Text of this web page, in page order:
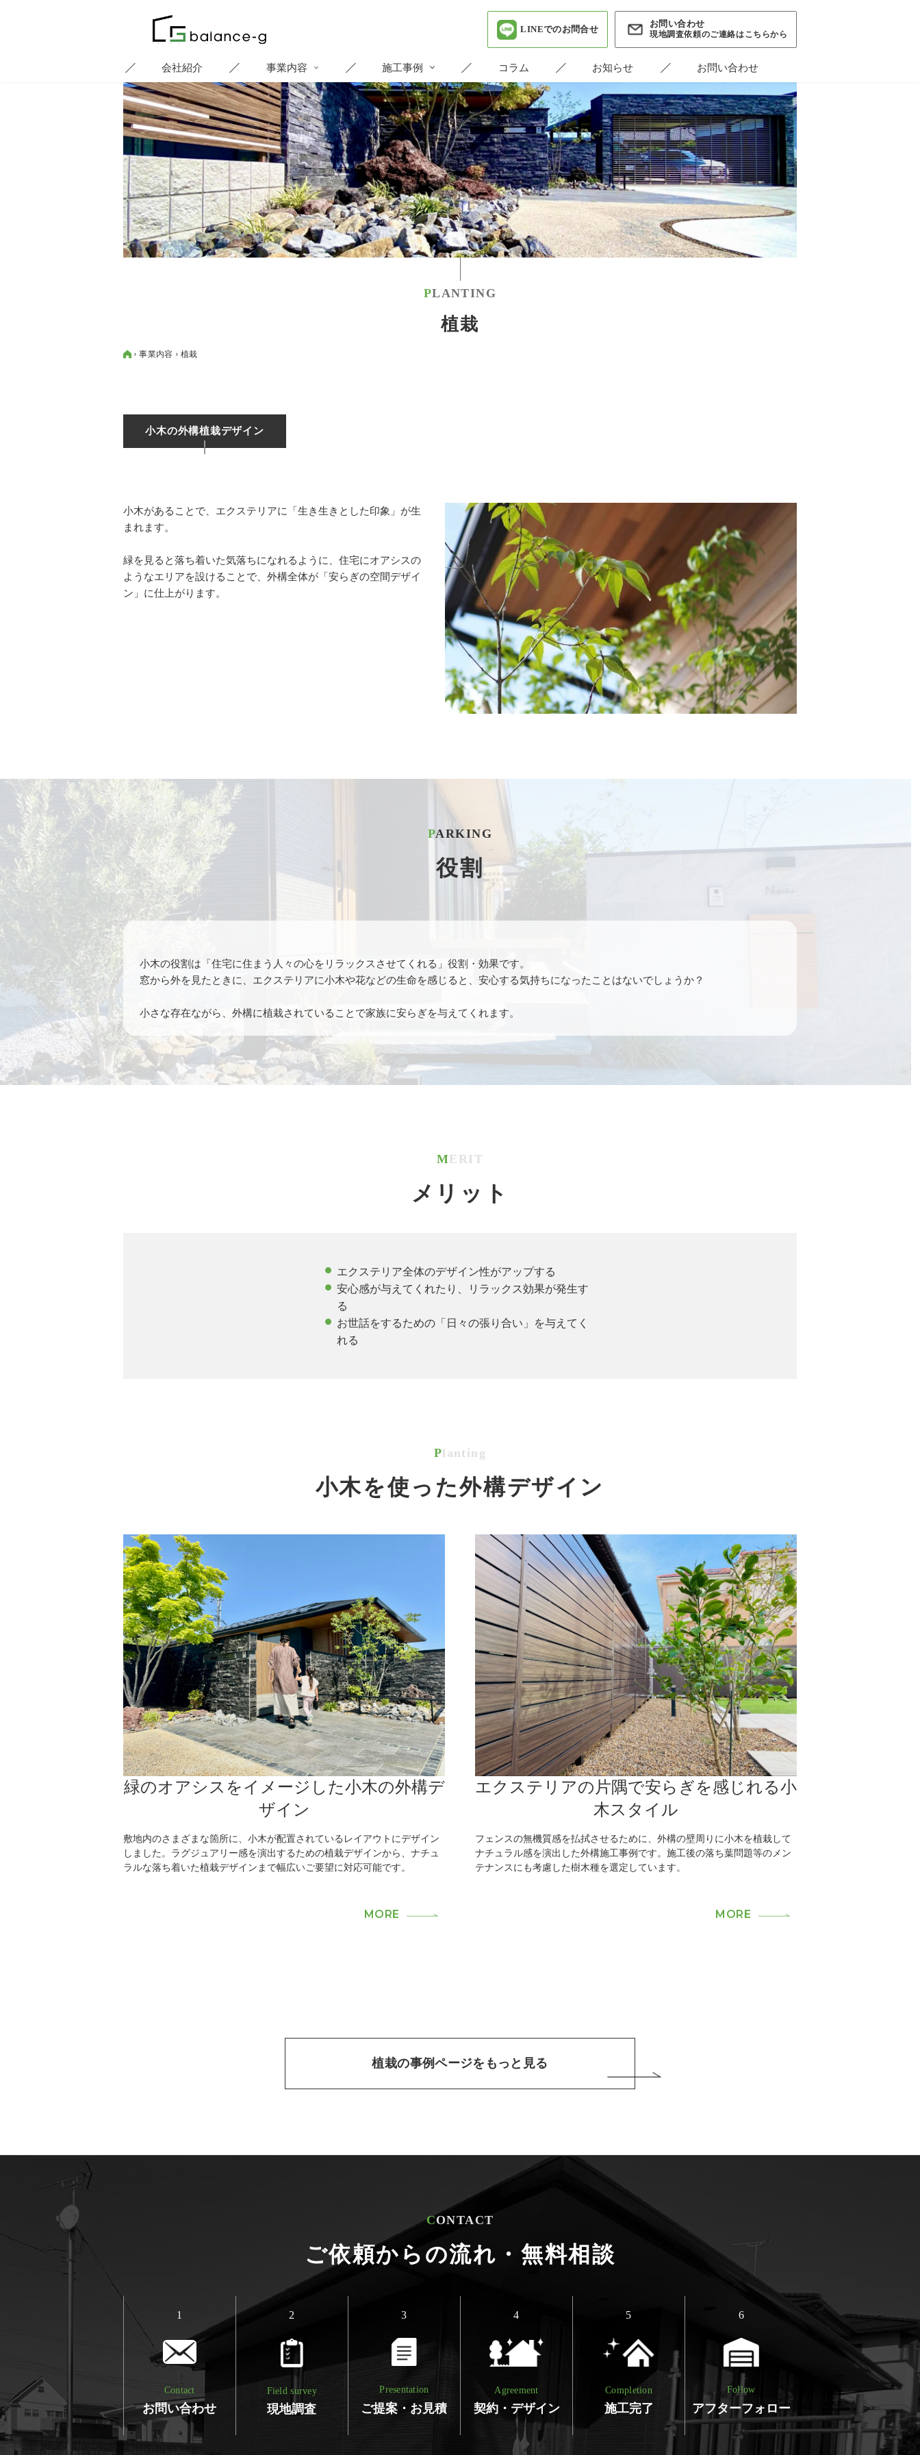
LINEでのお問合せ
お問い合わせ
現地調査依頼のご連絡はこちらから
会社紹介 事業内容 施工事例 コラム お知らせ お問い合わせ
PLANTING
植栽
事業内容 植栽
小木の外構植栽デザイン
小木があることで、エクステリアに「生き生きとした印象」が生
まれます。
緑を見ると落ち着いた気落ちになれるように、住宅にオアシスの
ようなエリアを設けることで、外構全体が「安らぎの空間デザイ
ン」に仕上がります。
PARKING
役割
小木の役割は「住宅に住まう人々の心をリラックスさせてくれる」役割・効果です。
窓から外を見たときに、エクステリアに小木や花などの生命を感じると、安心する気持ちになったことはないでしょうか？
小さな存在ながら、外構に植栽されていることで家族に安らぎを与えてくれます。
MERIT
メリット
エクステリア全体のデザイン性がアップする
安心感が与えてくれたり、リラックス効果が発生す
る
お世話をするための「日々の張り合い」を与えてく
れる
Planting
小木を使った外構デザイン
緑のオアシスをイメージした小木の外構デ
ザイン
敷地内のさまざまな箇所に、小木が配置されているレイアウトにデザイン
しました。ラグジュアリー感を演出するための植栽デザインから、ナチュ
ラルな落ち着いた植栽デザインまで幅広いご要望に対応可能です。
MORE
エクステリアの片隅で安らぎを感じれる小
木スタイル
フェンスの無機質感を払拭させるために、外構の壁周りに小木を植栽して
ナチュラル感を演出した外構施工事例です。施工後の落ち葉問題等のメン
テナンスにも考慮した樹木種を選定しています。
MORE
植栽の事例ページをもっと見る
CONTACT
ご依頼からの流れ・ 無料相談
1
Contact
お問い合わせ
2
Field survey
現地調査
3
Presentation
ご提案・お見積
4
Agreement
契約・デザイン
5
Completion
施工完了
6
Follow
アフターフォロー